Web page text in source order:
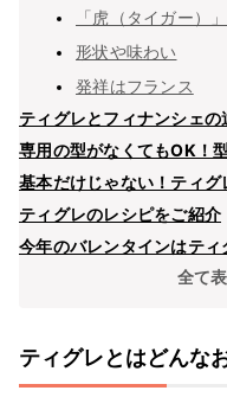
「虎（タイガー）
形状や味わい
発祥はフランス
ティグレとフィナンシェの
専用の型がなくてもOK！
基本だけじゃない！ティ
ティグレのレシピをご紹介
今年のバレンタインはティ
全て
ティグレとはどんな